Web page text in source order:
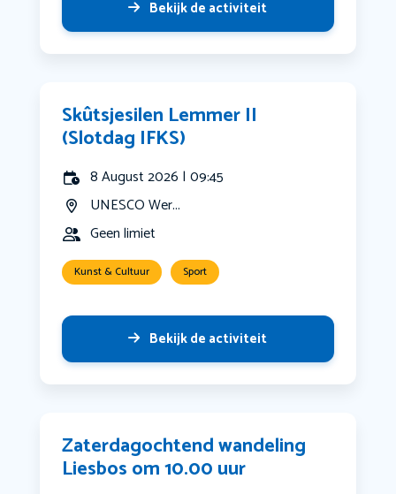
Bekijk de activiteit
Skûtsjesilen Lemmer II
(Slotdag IFKS)
8 August 2026 | 09:45
UNESCO Wer...
Geen limiet
Kunst & Cultuur Sport
Bekijk de activiteit
Zaterdagochtend wandeling
Liesbos om 10.00 uur